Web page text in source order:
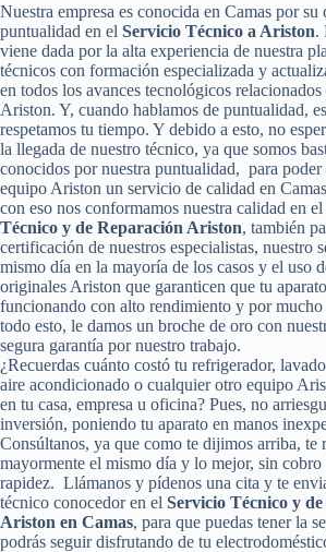
Nuestra empresa es conocida en Camas por su
puntualidad en el Servicio Técnico a Ariston.
viene dada por la alta experiencia de nuestra
técnicos con formación especializada y
en todos los avances tecnológicos
Ariston. Y, cuando hablamos de puntualidad,
respetamos tu tiempo. Y debido a esto, no
la llegada de nuestro técnico, ya que somos
conocidos por nuestra puntualidad, para poder
equipo Ariston un servicio de calidad en
con eso nos conformamos nuestra calidad en el
Técnico y de Reparación Ariston, también
certificación de nuestros especialistas, nuestro
mismo día en la mayoría de los casos y el uso
originales Ariston que garanticen que tu
funcionando con alto rendimiento y por
todo esto, le damos un broche de oro con
segura garantía por nuestro trabajo.
¿Recuerdas cuánto costó tu refrigerador,
aire acondicionado o cualquier otro equipo
en tu casa, empresa u oficina? Pues, no
inversión, poniendo tu aparato en manos
Consúltanos, ya que como te dijimos arriba, te
mayormente el mismo día y lo mejor, sin cobro
rapidez. Llámanos y pídenos una cita y te
técnico conocedor en el Servicio Técnico y
Ariston en Camas, para que puedas tener la
podrás seguir disfrutando de tu